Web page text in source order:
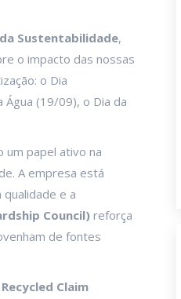
Sustentabilidade,
o impacto das nossas
o Dia
Água (19/09), o Dia da
um papel ativo na
A empresa está
qualidade e a
Council) reforça
de fontes
Recycled Claim